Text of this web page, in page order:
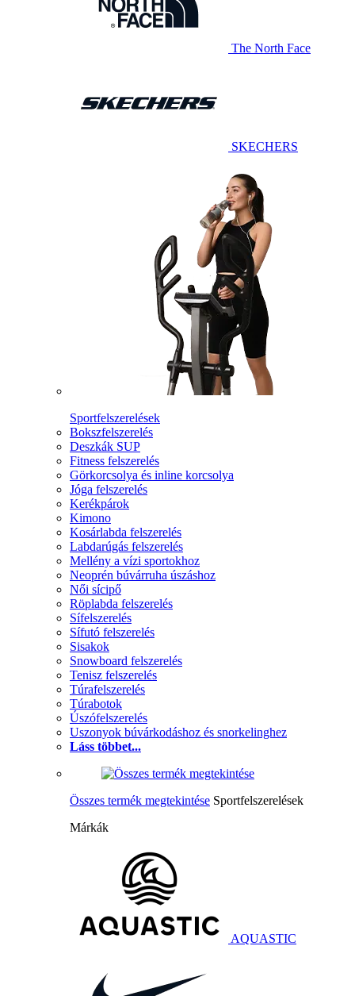
The North Face
SKECHERS
Sportfelszerelések
Bokszfelszerelés
Deszkák SUP
Fitness felszerelés
Görkorcsolya és inline korcsolya
Jóga felszerelés
Kerékpárok
Kimono
Kosárlabda felszerelés
Labdarúgás felszerelés
Mellény a vízi sportokhoz
Neoprén búvárruha úszáshoz
Női sícipő
Röplabda felszerelés
Sífelszerelés
Sífutó felszerelés
Sisakok
Snowboard felszerelés
Tenisz felszerelés
Túrafelszerelés
Túrabotok
Úszófelszerelés
Uszonyok búvárkodáshoz és snorkelinghez
Láss többet...
Összes termék megtekintése Sportfelszerelések
Márkák
AQUASTIC